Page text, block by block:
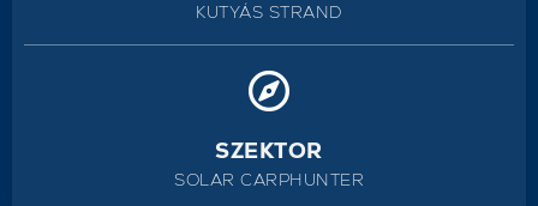
KUTYÁS STRAND
SZEKTOR
SOLAR CARPHUNTER